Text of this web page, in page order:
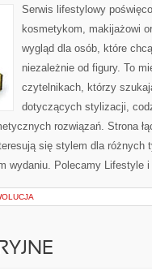
Serwis lifestylowy
kosmetykom, makijażowi
wygląd dla osób, które
niezależnie od figury. To
czytelnikach, którzy
dotyczących stylizacji,
rozwiązań. Strona
się stylem dla różnych
wydaniu. Polecamy Lifestyle